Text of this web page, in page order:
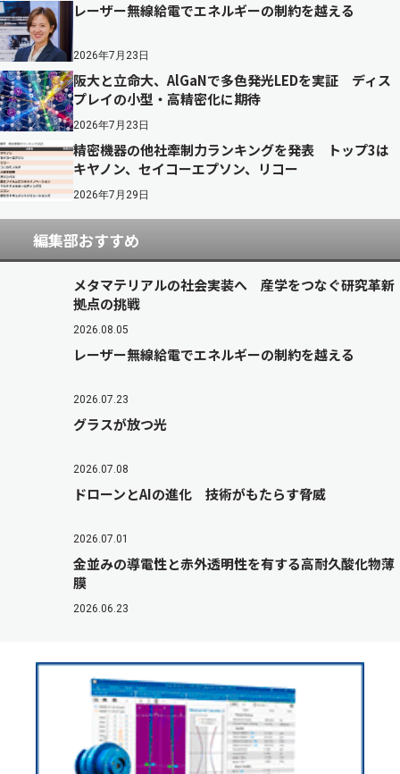
レーザー無線給電でエネルギーの制約を越える
2026年7月23日
阪大と立命大、AlGaNで多色発光LEDを実証 ディス
プレイの小型・高精密化に期待
2026年7月23日
精密機器の他社牽制力ランキングを発表 トップ3は
キヤノン、セイコーエプソン、リコー
2026年7月29日
編集部おすすめ
メタマテリアルの社会実装へ 産学をつなぐ研究革新
拠点の挑戦
2026.08.05
レーザー無線給電でエネルギーの制約を越える
2026.07.23
グラスが放つ光
2026.07.08
ドローンとAIの進化 技術がもたらす脅威
2026.07.01
金並みの導電性と赤外透明性を有する高耐久酸化物薄
膜
2026.06.23